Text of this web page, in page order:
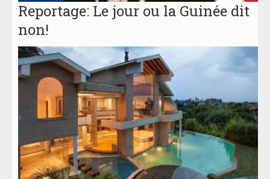
Reportage: Le jour ou la Guinée dit
non!